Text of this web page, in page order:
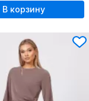
В корзину